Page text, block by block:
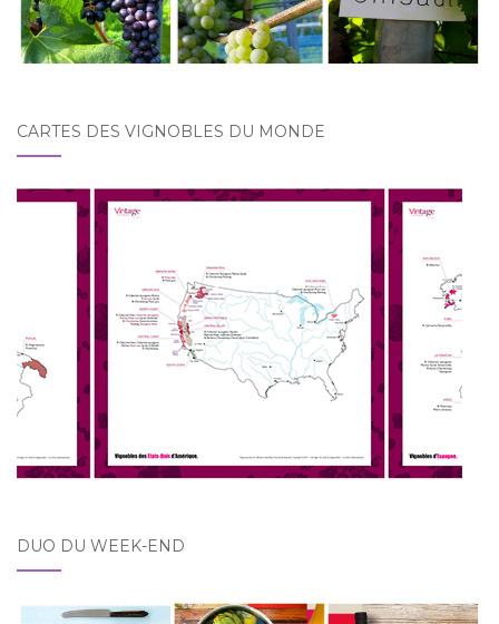
CARTES DES VIGNOBLES DU MONDE
DUO DU WEEK-END